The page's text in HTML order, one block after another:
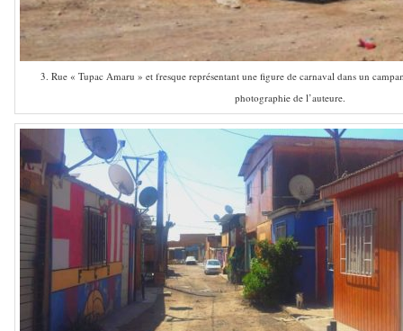
3. Rue « Tupac Amaru » et fresque représentant une figure de carnaval dans un
photographie de l’auteure.